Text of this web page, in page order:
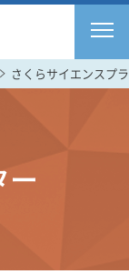
さくらサイエンスプ